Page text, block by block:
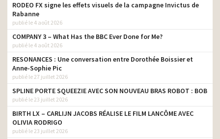
santé et plaisir
SPF – La meilleure
protection c’est la
vaccination
client
Alcool Info Service –
L’alcool c’est maximum
deux verres par jour. Et
SPF – Mois Sans Tabac –
Nutri-Score – C’est plus
facile de manger mieux
RODEO FX signe les effets visuels de la campagne Invictus de
Rabanne
publié le 4 août 2026
COMPANY 3 – What Has the BBC Ever Done for Me?
publié le 4 août 2026
RESONANCES : Une conversation entre Dorothée Boissier et
Anne-Sophie Pic
publié le 27 juillet 2026
SPLINE PORTE SQUEEZIE AVEC SON NOUVEAU BRAS ROBOT : BOB
publié le 23 juillet 2026
BIRTH LX – CARLIJN JACOBS RÉALISE LE FILM LANCÔME AVEC
OLIVIA RODRIGO
publié le 23 juillet 2026